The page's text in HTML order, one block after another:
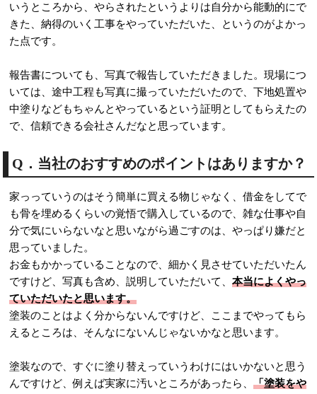
いうところから、やらされたというよりは自分から能動的にで
きた、納得のいく工事をやっていただいた、というのがよかっ
た点です。
報告書についても、写真で報告していただきました。現場につ
いては、途中工程も写真に撮っていただいたので、下地処置や
中塗りなどもちゃんとやっているという証明としてもらえたの
で、信頼できる会社さんだなと思っています。
Q．当社のおすすめのポイントはありますか？
家っっていうのはそう簡単に買える物じゃなく、借金をしてで
も骨を埋めるくらいの覚悟で購入しているので、雑な仕事や自
分で気にいらないなと思いながら過ごすのは、やっぱり嫌だと
思っていました。
お金もかかっていることなので、細かく見させていただいたん
ですけど、写真も含め、説明していただいて、本当によくやっ
ていただいたと思います。
塗装のことはよく分からないんですけど、ここまでやってもら
えるところは、そんなにないんじゃないかなと思います。
塗装なので、すぐに塗り替えっていうわけにはいかないと思う
んですけど、例えば実家に汚いところがあったら、「塗装をや